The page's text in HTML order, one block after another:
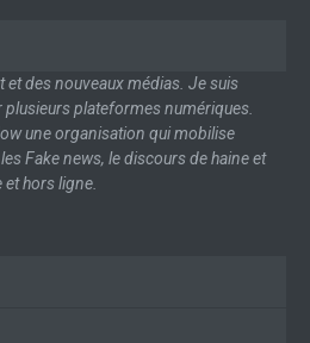
et des nouveaux médias. Je suis
plateformes numériques.
une organisation qui mobilise
Fake news, le discours de haine et
hors ligne.